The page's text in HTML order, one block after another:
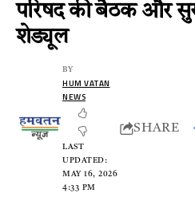
परिषद की बैठक और
शेड्यूल
LAST
UPDATED:
MAY 16, 2026
4:33 PM
BY
HUM VATAN
NEWS
SHARE